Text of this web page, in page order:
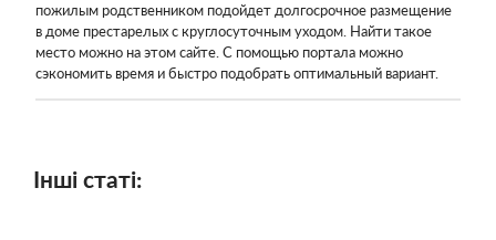
пожилым родственником подойдет долгосрочное размещение
в доме престарелых с круглосуточным уходом. Найти такое
место можно на этом сайте. С помощью портала можно
сэкономить время и быстро подобрать оптимальный вариант.
Інші статі: